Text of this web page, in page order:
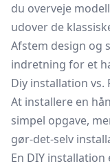
du overveje
udover de
Afstem design og
indretning for et
Diy installation
At installere en
simpel opgave,
gør-det-selv
En DIY